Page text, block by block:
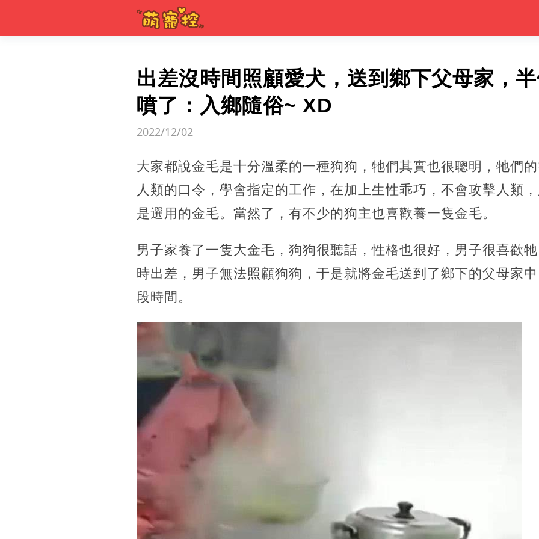
出差沒時間照顧愛犬，送到鄉下父母家，
噴了：入鄉隨俗~ XD
2022/12/02
大家都說金毛是十分溫柔的一種狗狗，牠們其實也很聰明，牠們
人類的口令，學會指定的工作，在加上生性乖巧，不會攻擊人類
是選用的金毛。當然了，有不少的狗主也喜歡養一隻金毛。
男子家養了一隻大金毛，狗狗很聽話，性格也很好，男子很喜歡
時出差，男子無法照顧狗狗，于是就將金毛送到了鄉下的父母家
段時間。